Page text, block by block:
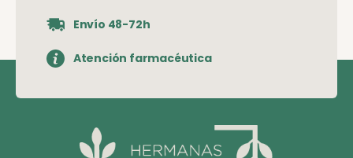
Envío 48-72h
Atención farmacéutica